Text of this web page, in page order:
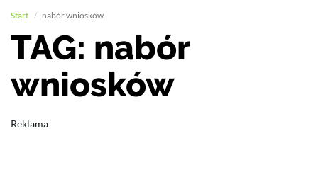
Start nabór wniosków
TAG: nabór
wniosków
Reklama